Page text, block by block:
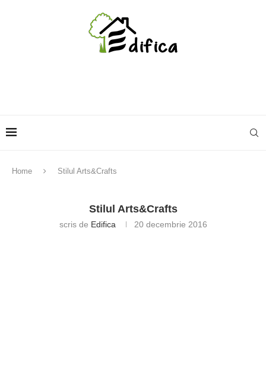
Home Stilul Arts&Crafts
Stilul Arts&Crafts
scris de Edifica 20 decembrie 2016